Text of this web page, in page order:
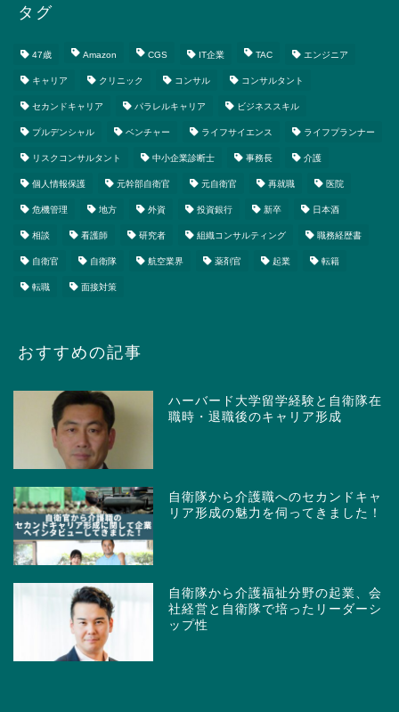
タグ
47歳 Amazon CGS IT企業 TAC エンジニア
キャリア クリニック コンサル コンサルタント
セカンドキャリア パラレルキャリア ビジネススキル
プルデンシャル ベンチャー ライフサイエンス ライフプランナー
リスクコンサルタント 中小企業診断士 事務長 介護
個人情報保護 元幹部自衛官 元自衛官 再就職 医院
危機管理 地方 外資 投資銀行 新卒 日本酒
相談 看護師 研究者 組織コンサルティング 職務経歴書
自衛官 自衛隊 航空業界 薬剤官 起業 転籍
転職 面接対策
おすすめの記事
ハーバード大学留学経験と自衛隊在
職時・退職後のキャリア形成
自衛隊から介護職へのセカンドキャ
リア形成の魅力を伺ってきました！
自衛隊から介護福祉分野の起業、会
社経営と自衛隊で培ったリーダーシ
ップ性